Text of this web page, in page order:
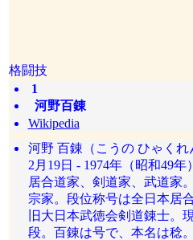
格闘技
1
河野百錬
Wikipedia
河野 百錬（こうの ひゃくれ
2月19日 - 1974年（昭和49
居合道家、剣道家、武道家
宗家。段位称号は全日本居
旧大日本武徳会剣道錬士。
段。百錬は号で、本名は稔。